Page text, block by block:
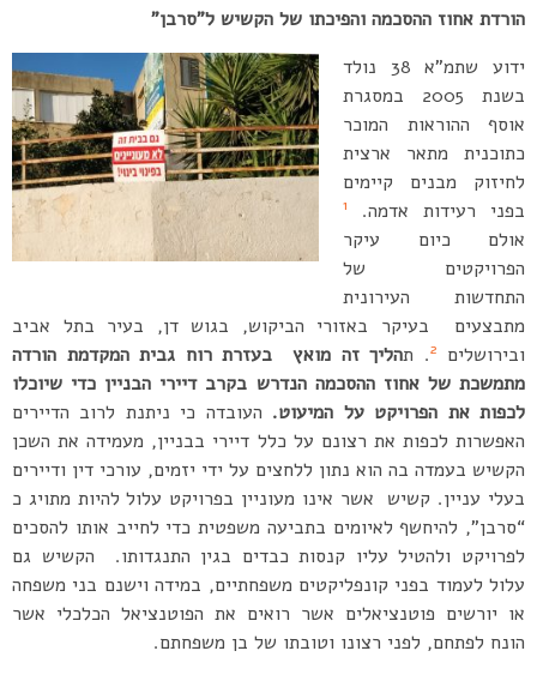
הורדת אחוז ההסכמה והפיכתו של הקשיש ל”סרבן”
ידוע שתמ”א 38 נולד
בשנת 2005 במסגרת
אוסף ההוראות המוכר
כתוכנית מתאר ארצית
לחיזוק מבנים קיימים
בפני רעידות אדמה.
1
אולם כיום עיקר
הפרויקטים של
התחדשות העירונית
מתבצעים בעיקר באזורי הביקוש, בגוש דן, בעיר בתל אביב
ובירושלים
2. תהליך זה מואץ בעזרת רוח גבית המקדמת הורדה
מתמשכת של אחוז ההסכמה הנדרש בקרב דיירי הבניין כדי שיוכלו
לכפות את הפרויקט על המיעוט. העובדה כי ניתנת לרוב הדיירים
האפשרות לכפות את רצונם על כלל דיירי בבניין, מעמידה את השכן
הקשיש בעמדה בה הוא נתון ללחצים על ידי יזמים, עורכי דין ודיירים
בעלי עניין. קשיש אשר אינו מעוניין בפרויקט עלול להיות מתויג כ
“סרבן”, להיחשף לאיומים בתביעה משפטית כדי לחייב אותו להסכים
לפרויקט ולהטיל עליו קנסות כבדים בגין התנגדותו. הקשיש גם
עלול לעמוד בפני קונפליקטים משפחתיים, במידה וישנם בני משפחה
או יורשים פוטנציאלים אשר רואים את הפוטנציאל הכלכלי אשר
הונח לפתחם, לפני רצונו וטובתו של בן משפחתם.